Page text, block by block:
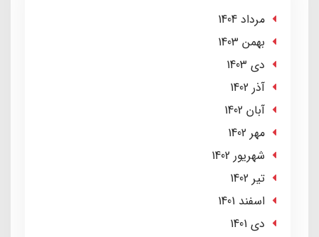
مرداد 1404
بهمن 1403
دی 1403
آذر 1402
آبان 1402
مهر 1402
شهریور 1402
تير 1402
اسفند 1401
دی 1401